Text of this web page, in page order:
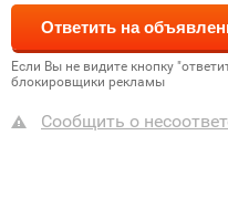
Если Вы не видите кнопку
блокировщики рекламы
Сообщить о